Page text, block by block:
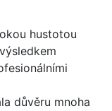
hustotou
důvěru mnoha